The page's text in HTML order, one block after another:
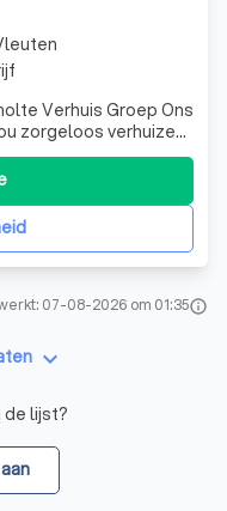
Verhuis Groep Ons
zorgeloos verhuizen.
planning,
hele traject. Scholte
tot in de puntjes. Zo
07-08-2026 om 01:35info
keyboard_arrow_down
de lijst?